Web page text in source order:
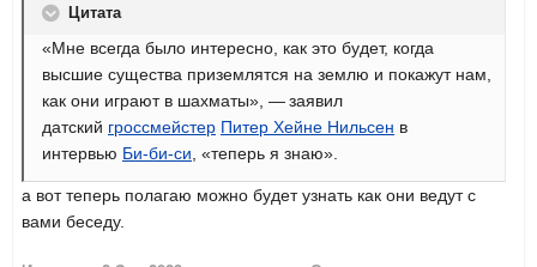
Цитата
«Мне всегда было интересно, как это будет, когда
высшие существа приземлятся на землю и покажут нам,
как они играют в шахматы», — заявил
датский гроссмейстер Питер Хейне Нильсен в
интервью Би-би-си, «теперь я знаю».
а вот теперь полагаю можно будет узнать как они ведут с
вами беседу.